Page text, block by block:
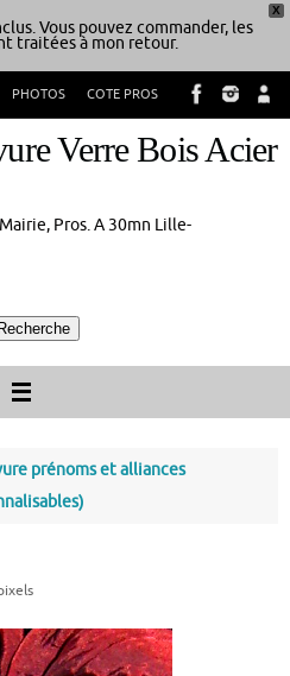
X
Vous pouvez commander, les
traitées à mon retour.
PHOTOS COTE PROS
Verre Bois Acier
Pros. A 30mn Lille-
Recherche
prénoms et alliances